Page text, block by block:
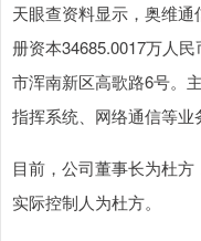
天眼查资料显示，奥维
册资本34685.0017万人
市浑南新区高歌路6号。
指挥系统、网络通信等业
目前，公司董事长为杜方
实际控制人为杜方。